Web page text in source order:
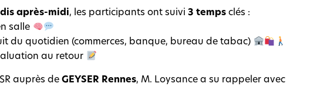
après-midi, les participants ont suivi3 temps clés :
salle
du quotidien (commerces, banque, bureau de tabac)
au retour
auprès deGEYSER Rennes, M. Loysance a su rappeler avec